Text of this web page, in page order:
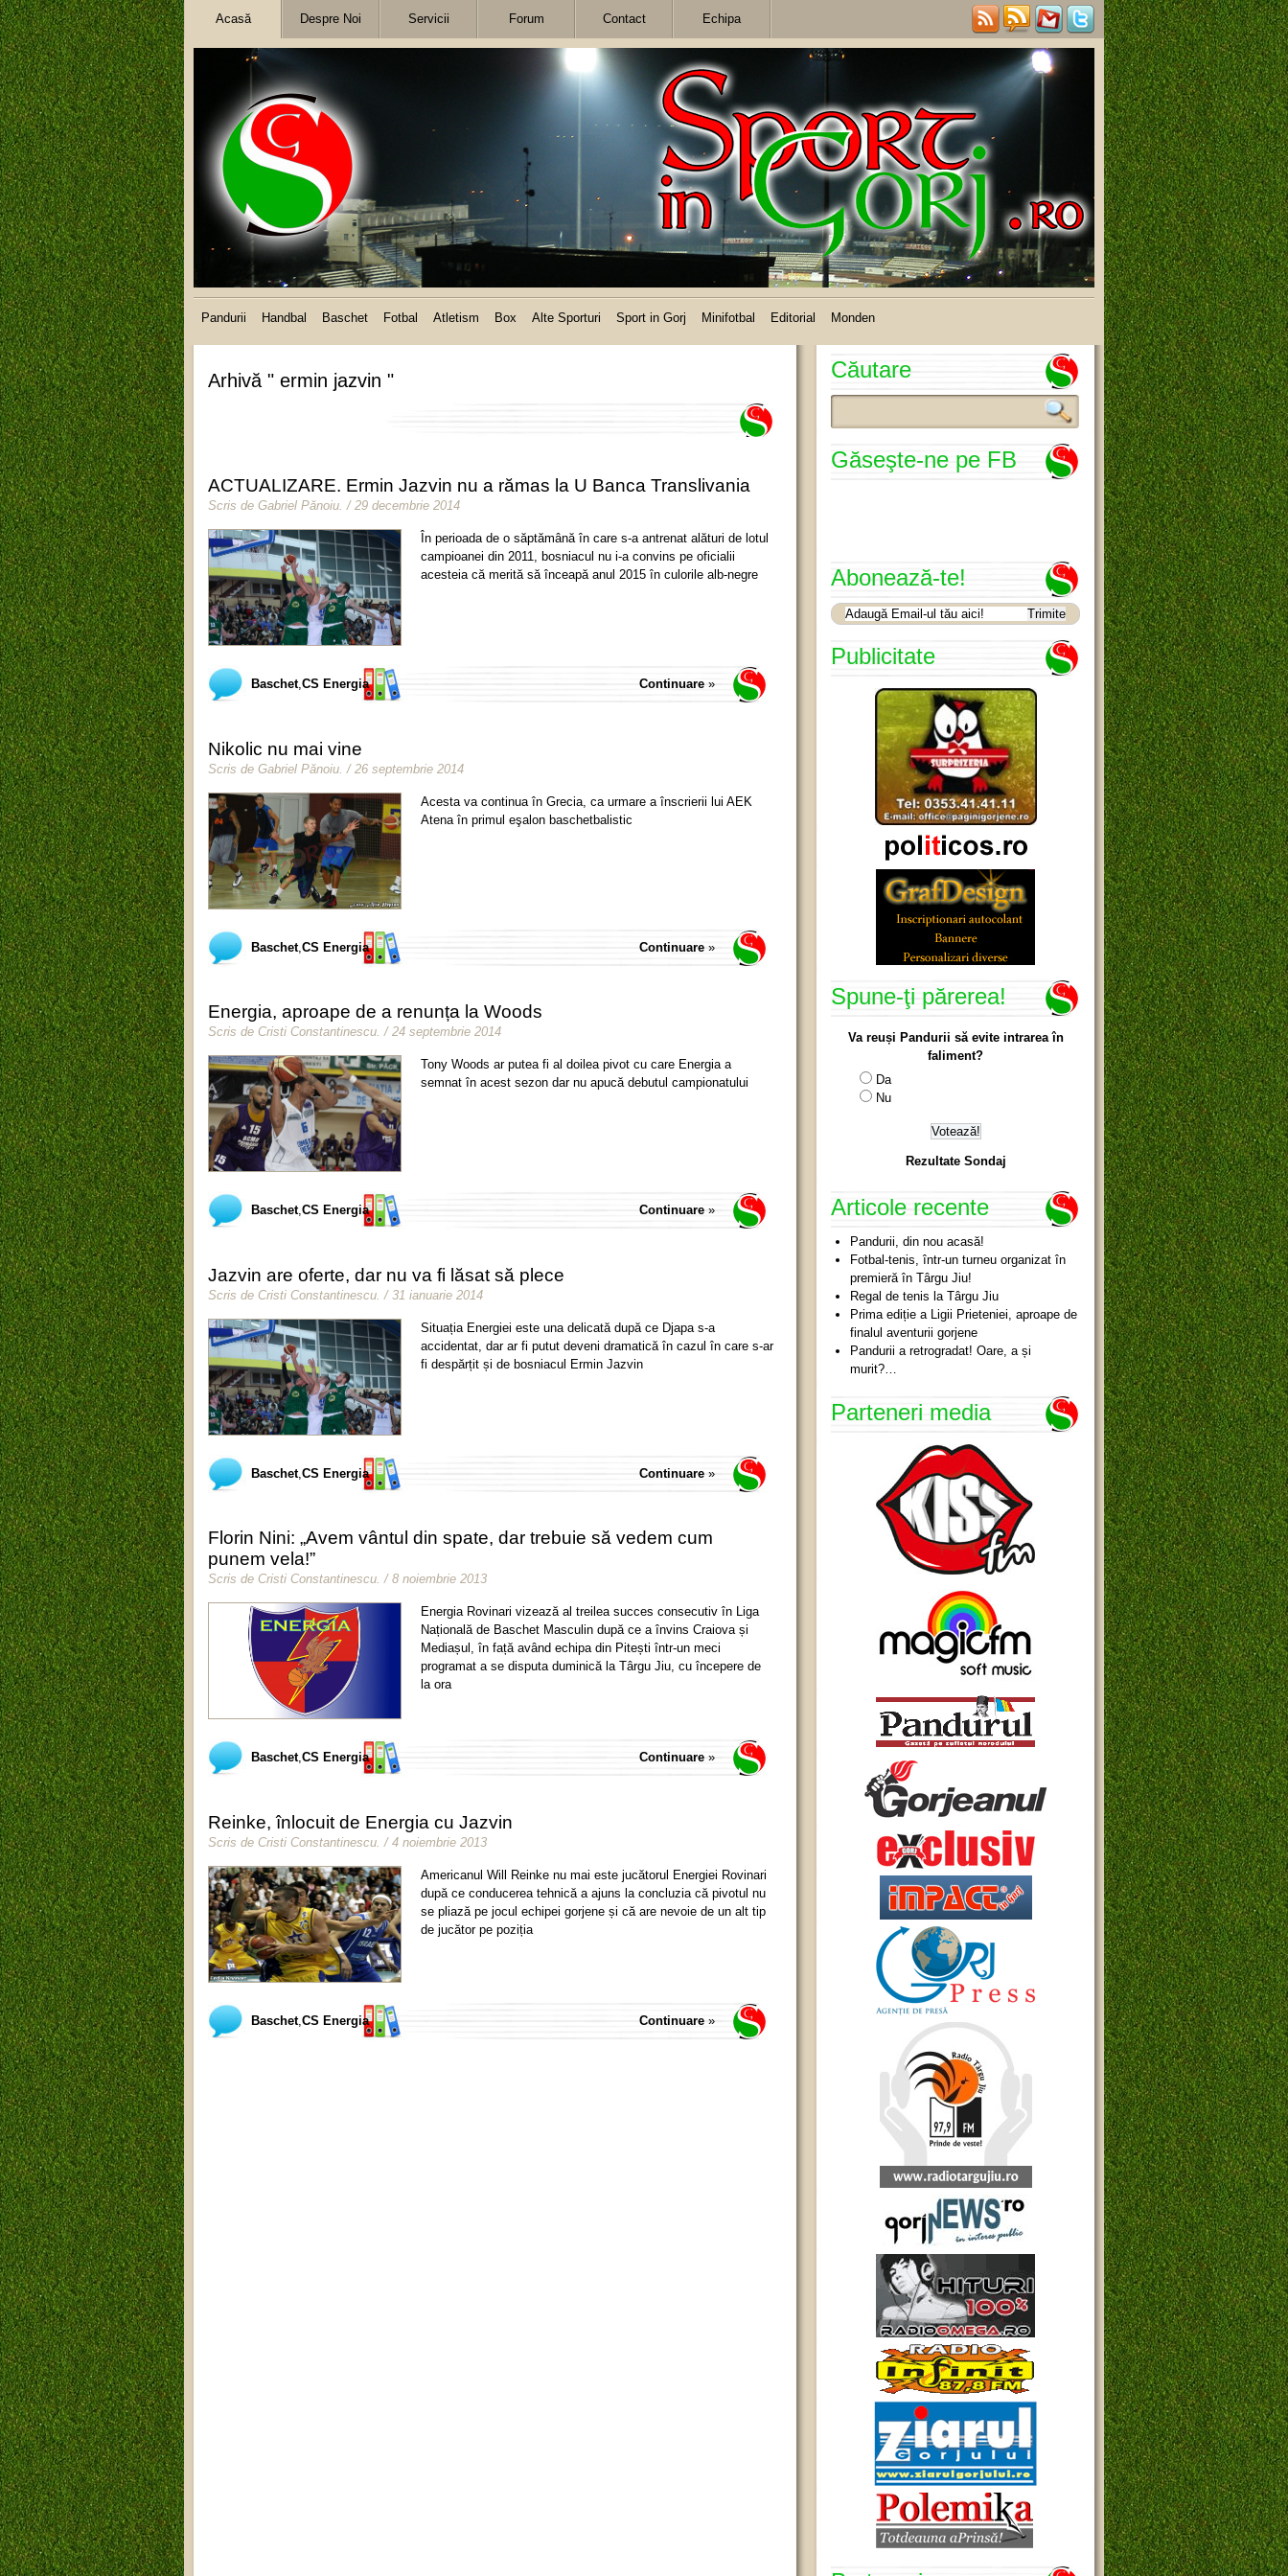
Acasă Despre Noi Servicii Forum Contact Echipa
Pandurii Handbal Baschet Fotbal Atletism Box Alte Sporturi Sport in Gorj Minifotbal Editorial Monden
Arhivă " ermin jazvin "
ACTUALIZARE. Ermin Jazvin nu a rămas la U Banca Translivania
Scris de Gabriel Pănoiu. / 29 decembrie 2014
În perioada de o săptămână în care s-a antrenat alături de lotul
campioanei din 2011, bosniacul nu i-a convins pe oficialii
acesteia că merită să înceapă anul 2015 în culorile alb-negre
Baschet,CS Energia Continuare »
Nikolic nu mai vine
Scris de Gabriel Pănoiu / 26 septembrie 2014
Acesta va continua în Grecia, ca urmare a înscrierii lui AEK
Atena în primul eşalon baschetbalistic
Baschet, CS Energia Continuare »
Energia, aproape de a renunța la Woods
Scris de Cristi Constantinescu. / 24 septembrie 2014
Tony Woods ar putea fi al doilea pivot cu care Energia a
semnat în acest sezon dar nu apucă debutul campionatului
Baschet,CS Energia Continuare »
Jazvin are oferte, dar nu va fi lăsat să plece
Scris de Cristi Constantinescu / 31 ianuarie 2014
Situația Energiei este una delicată după ce Djapa s-a
accidentat, dar ar fi putut deveni dramatică în cazul în care s-ar
fi despărțit și de bosniacul Ermin Jazvin
Baschet, CS Energia Continuare »
Florin Nini: „Avem vântul din spate, dar trebuie să vedem cum
punem vela!”
Scris de Cristi Constantinescu. / 8 noiembrie 2013
Energia Rovinari vizează al treilea succes consecutiv în Liga
Națională de Baschet Masculin după ce a învins Craiova și
Mediașul, în față având echipa din Pitești într-un meci
programat a se disputa duminică la Târgu Jiu, cu începere de
la ora
Baschet,CS Energia Continuare »
Reinke, înlocuit de Energia cu Jazvin
Scris de Cristi Constantinescu / 4 noiembrie 2013
Americanul Will Reinke nu mai este jucătorul Energiei Rovinari
după ce conducerea tehnică a ajuns la concluzia că pivotul nu
se pliază pe jocul echipei gorjene și că are nevoie de un alt tip
de jucător pe poziția
Baschet, CS Energia Continuare »
Căutare
Găseşte-ne pe FB
Abonează-te!
Publicitate
Spune-ţi părerea!
Va reuși Pandurii să evite intrarea în
faliment?
Da
Nu
Rezultate Sondaj
Articole recente
Pandurii, din nou acasă!
Fotbal-tenis, într-un turneu organizat în
premieră în Târgu Jiu!
Regal de tenis la Târgu Jiu
Prima ediție a Ligii Prieteniei, aproape de
finalul aventurii gorjene
Pandurii a retrogradat! Oare, a și
murit?…
Parteneri media